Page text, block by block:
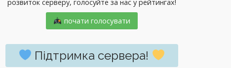
розвиток серверу, голосуйте за нас у рейтингах!
почати голосувати
Підтримка сервера!